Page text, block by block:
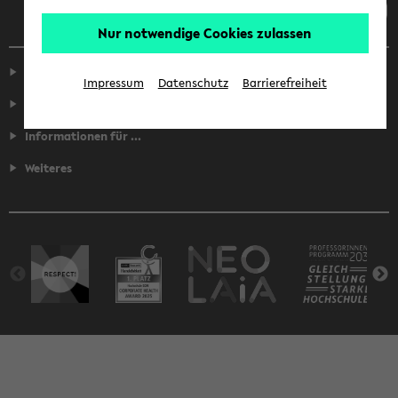
Informationen für ...
Weiteres
Nur notwendige Cookies zulassen
Impressum Datenschutz Barrierefreiheit